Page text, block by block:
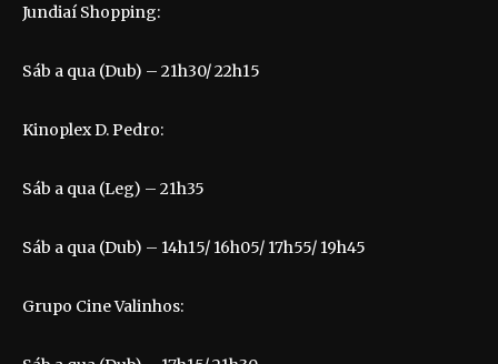
Jundiaí Shopping:
Sáb a qua (Dub) – 21h30/ 22h15
Kinoplex D. Pedro:
Sáb a qua (Leg) – 21h35
Sáb a qua (Dub) – 14h15/ 16h05/ 17h55/ 19h45
Grupo Cine Valinhos: